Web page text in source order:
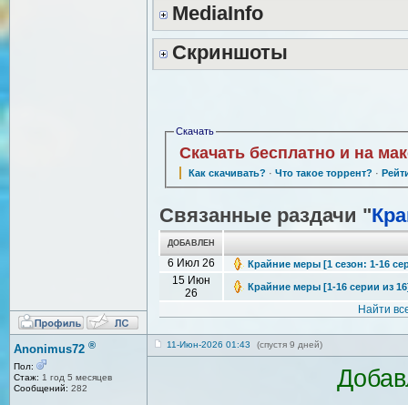
MediaInfo
Скриншоты
Скачать
Скачать бесплатно и на
Как скачивать? · Что такое торрент? ·
Связанные раздачи "
ДОБАВЛЕН
6 Июл 26 Крайние меры [1 сезон: 1-16
15 Июн
26
Крайние меры [1-16 серии из
Найти
Anonimus72 ®
Пол:
Стаж: 1 год 5 месяцев
Сообщений: 282
11-Июн-2026 01:43 (спустя 9 дней)